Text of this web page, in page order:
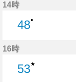
14時
48●
16時
53★